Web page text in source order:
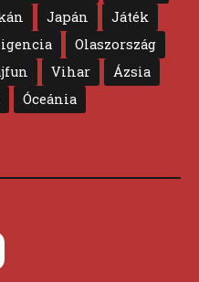
Japán
Játék
Olaszország
Vihar
Ázsia
Óceánia